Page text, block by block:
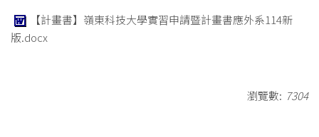
【計畫書】嶺東科技大學實習申請暨計畫書應外系114新
版.docx
瀏覽數: 7304